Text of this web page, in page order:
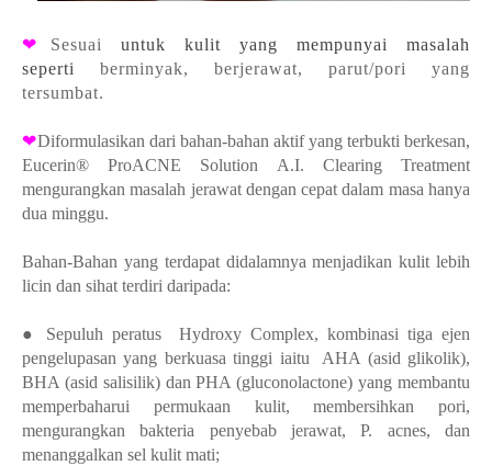
❤ Sesuai untuk kulit yang mempunyai masalah
sepertiberminyak, berjerawat, parut/pori yang
tersumbat.
❤Diformulasikan dari bahan-bahan aktif yang terbukti berkesan,
Eucerin® ProACNE Solution A.I. Clearing Treatment
mengurangkan masalah jerawat dengan cepat dalam masa hanya
dua minggu.
Bahan-Bahan yang terdapat didalamnya menjadikan kulit lebih
licin dan sihat terdiri daripada:
●
Sepuluh peratus Hydroxy Complex, kombinasi tiga ejen
pengelupasan yang berkuasa tinggi iaitu AHA (asid glikolik),
BHA (asid salisilik) dan PHA (gluconolactone) yang membantu
memperbaharui permukaan kulit, membersihkan pori,
mengurangkan bakteria penyebab jerawat, P. acnes, dan
menanggalkan sel kulit mati;